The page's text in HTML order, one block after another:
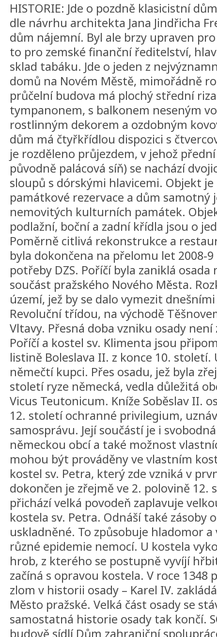
HISTORIE: Jde o pozdně klasicistní
dle návrhu architekta Jana Jindřicha
dům nájemní. Byl ale brzy upraven
to pro zemské finanční ředitelství,
sklad tabáku. Jde o jeden z
domů na Novém Městě, mimořádně
průčelní budova má plochý střední
tympanonem, s balkonem neseným
rostlinným dekorem a ozdobným
dům má čtyřkřídlou dispozici s
je rozděleno průjezdem, v jehož
původně palácová síň) se nachází
sloupů s dórskými hlavicemi. Objekt je
památkové rezervace a dům samotný
nemovitých kulturních památek.
podlažní, boční a zadní křídla jsou o
Poměrně citlivá rekonstrukce a
byla dokončena na přelomu let 2008-
potřeby DZS. Poříčí byla zaniklá
součást pražského Nového Města.
území, jež by se dalo vymezit
Revoluční třídou, na východě
Vltavy. Přesná doba vzniku osady
Poříčí a kostel sv. Klimenta jsou
listině Boleslava II. z konce 10. století.
němečtí kupci. Přes osadu, jež byla
století ryze německá, vedla důležitá
Vicus Teutonicum. Kníže Soběslav II.
12. století ochranné privilegium,
samosprávu. Její součástí je i
německou obcí a také možnost
mohou být prováděny ve vlastním
kostel sv. Petra, který zde vzniká v
dokončen je zřejmě ve 2. polovině 12.
přichází velká povodeň zaplavuje
kostela sv. Petra. Odnáší také zásoby
uskladněné. To způsobuje hladomor
různé epidemie nemocí. U kostela
hrob, z kterého se postupně vyvíjí
začíná s opravou kostela. V roce 1348
zlom v historii osady – Karel IV.
Město pražské. Velká část osady se
samostatná historie osady tak končí.
budově sídlí Dům zahraniční